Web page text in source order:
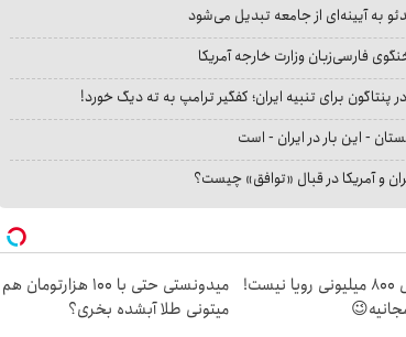
به آیینه‌ای از جامعه تبدیل می‌شود
فارسی‌زبان وزارت خارجه آمریکا
برای تنبیه ایران؛ کفگیر ترامپ به ته دیگ خورد!
- این بار در ایران - است
و آمریکا در قبال «توافق» چیست؟
درآمد ماهی 800 میلیونی رویا نیست!
میدونستی حتی با ۱۰۰ هزارتومان هم
میتونی طلا آبشده بخری؟